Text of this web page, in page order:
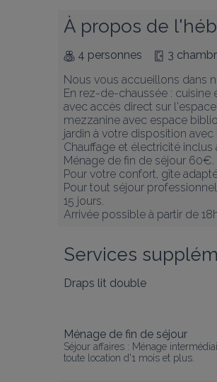
À propos de
4 personnes 3
Nous vous accueillons dans
En rez-de-chaussée : cuisine
avec accès direct sur
mezzanine avec espace
jardin à votre disposition
Chauffage et électricité
Ménage de fin de séjour 60€.
Pour votre confort, gîte
Pour tout séjour
15 jours.
Arrivée possible à partir de
Services
Draps lit double
Ménage de fin de séjour
Séjour affaires : Ménage
toute location d'1 mois et plus.